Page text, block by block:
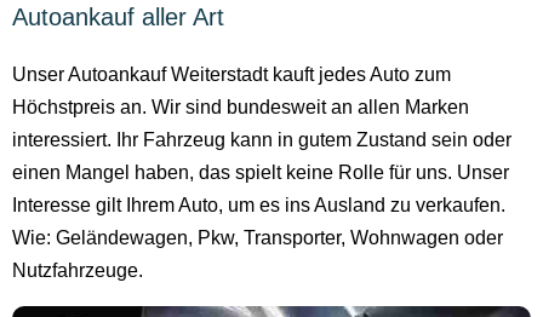
Autoankauf aller Art
Unser Autoankauf Weiterstadt kauft jedes Auto zum
Höchstpreis an. Wir sind bundesweit an allen Marken
interessiert. Ihr Fahrzeug kann in gutem Zustand sein oder
einen Mangel haben, das spielt keine Rolle für uns. Unser
Interesse gilt Ihrem Auto, um es ins Ausland zu verkaufen.
Wie: Geländewagen, Pkw, Transporter, Wohnwagen oder
Nutzfahrzeuge.